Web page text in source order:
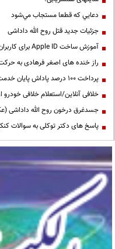
دعايي كه قطعا مستجاب مي‌شود
جزئیات جدید قتل روح الله داداشی
آموزش ساخت Apple ID برای کاربران ایرانی
راز خنده های اصغر فرهادی به
پرداخت ۱۰۰ درصد پاداش پایان خدمت فرهنگیان
خلافی آنلاین/استعلام خلافی خودرو
جسدغرق درخون روح الله داداشی
پاسخ های دکتر توکلی به سوالات